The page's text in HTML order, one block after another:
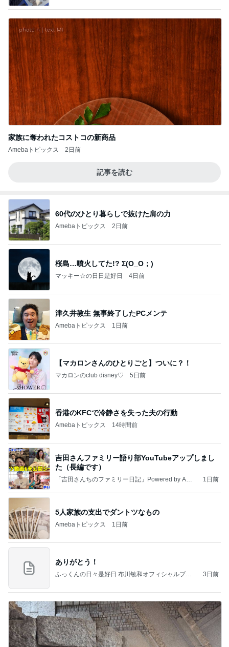
家族に奪われたコストコの新商品
Amebaトピックス 2日前
記事を読む
60代のひとり暮らしで抜けた肩の力
Amebaトピックス 2日前
桜島…噴火してた!? Σ(O_O；)
マッキー☆の日日是好日 4日前
津久井教生 無事終了したPCメンテ
Amebaトピックス 1日前
【マカロンさんのひとりごと】ついに？！
マカロンのclub disney♡ 5日前
香港のKFCで冷静さを失った夫の行動
Amebaトピックス 14時間前
吉田さんファミリー語り部YouTubeアップしまし
た（長編です）
「吉田さんちのファミリー日記」Powered by Ame
1日前
5人家族の支出でダントツなもの
Amebaトピックス 1日前
ありがとう！
ふっくんの日々是好日 布川敏和オフィシャルブロ
3日前